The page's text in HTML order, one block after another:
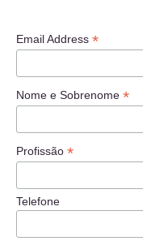
Email Address *
Nome e Sobrenome *
Profissão *
Telefone